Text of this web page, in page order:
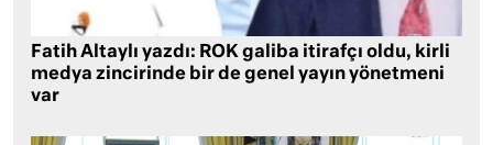
Fatih Altaylı yazdı: ROK galiba itirafçı oldu, kirli
medya zincirinde bir de genel yayın yönetmeni
var